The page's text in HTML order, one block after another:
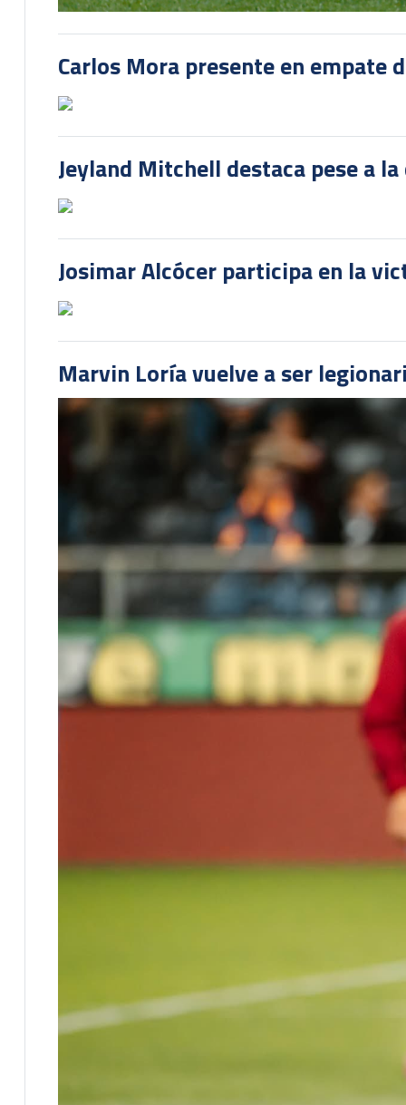
Carlos Mora presente en empate
Jeyland Mitchell destaca pese a
Josimar Alcócer participa en la
Marvin Loría vuelve a ser